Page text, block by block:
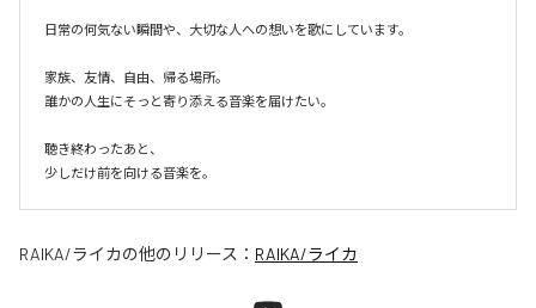
日常の何気ない瞬間や、大切な人への想いを歌にしています。
家族、友情、自由、帰る場所。
誰かの人生にそっと寄り添える音楽を届けたい。
聴き終わったあと、
少しだけ前を向ける音楽を。
RAIKA/ライカの他のリリース： RAIKA/ライカ